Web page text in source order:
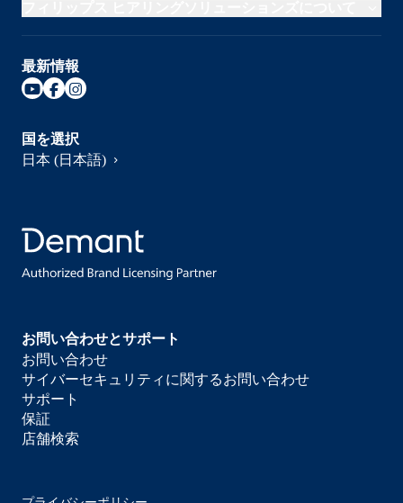
お問い合わせとサポート
お問い合わせ
サイバーセキュリティに関するお問い合わせ
サポート
保証
店舗検索
最新情報
国を選択
日本 (日本語)